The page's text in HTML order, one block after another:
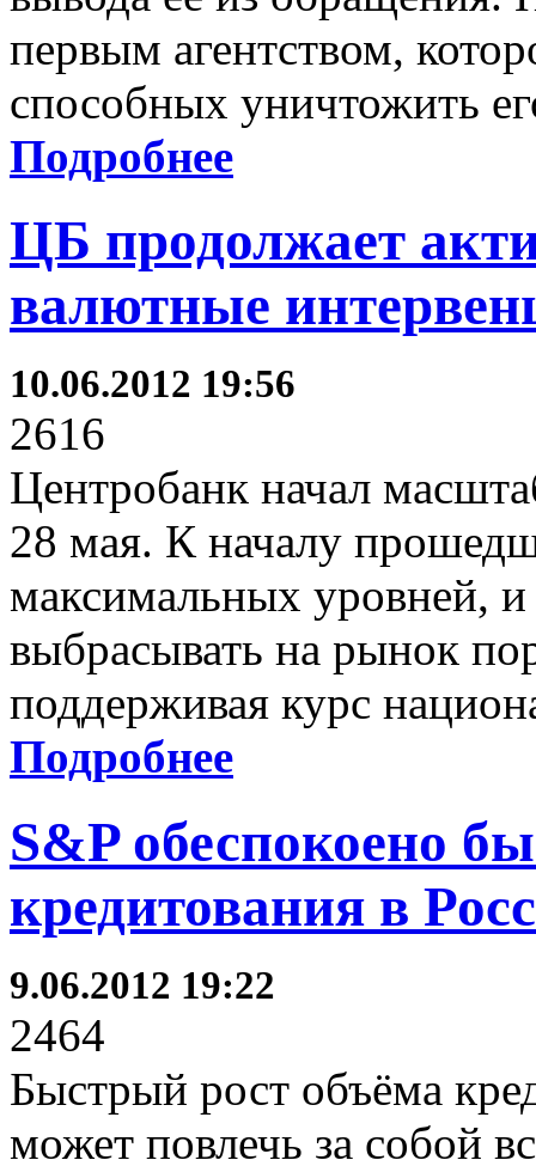
первым агентством,
способных уничтожить
Подробнее
ЦБ продолжает
валютные
10.06.2012 19:56
2616
Центробанк начал
28 мая. К началу
максимальных уровней, и
выбрасывать на рынок
поддерживая курс
Подробнее
S&P обеспокоено
кредитования в
9.06.2012 19:22
2464
Быстрый рост объёма
может повлечь за собой